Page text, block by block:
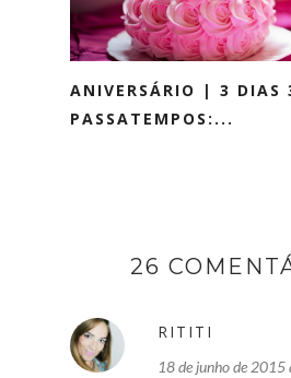
ANIVERSÁRIO | 3 DIAS
PASSATEMPOS:...
26
RITITI
18 de junho de 2015